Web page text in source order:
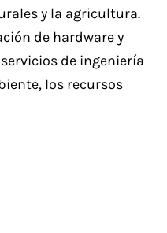
y la agricultura.
de hardware y
de ingeniería
los recursos